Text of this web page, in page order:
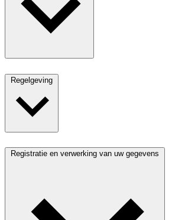
Regelgeving
Registratie en verwerking van uw gegevens